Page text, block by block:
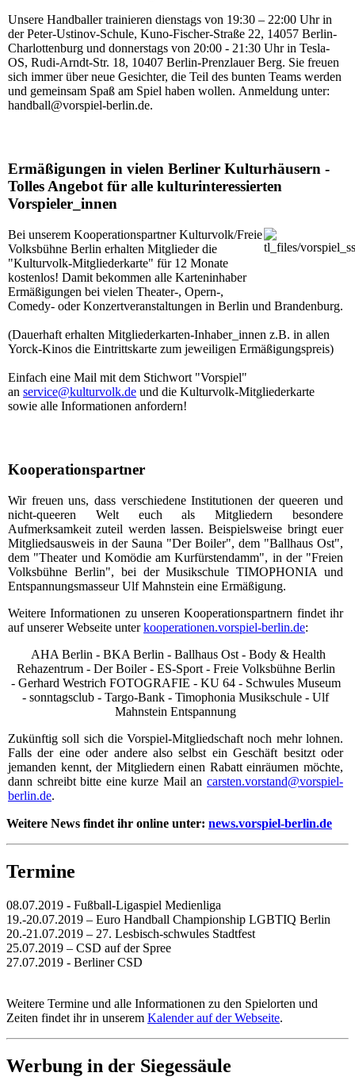
Unsere Handballer trainieren dienstags von 19:30 – 22:00 Uhr in
der Peter-Ustinov-Schule, Kuno-Fischer-Straße 22, 14057 Berlin-
Charlottenburg und donnerstags von 20:00 - 21:30 Uhr in Tesla-
OS, Rudi-Arndt-Str. 18, 10407 Berlin-Prenzlauer Berg. Sie freuen
sich immer über neue Gesichter, die Teil des bunten Teams werden
und gemeinsam Spaß am Spiel haben wollen. Anmeldung unter:
handball@vorspiel-berlin.de.
Ermäßigungen in vielen Berliner Kulturhäusern -
Tolles Angebot für alle kulturinteressierten
Vorspieler_innen
Bei unserem Kooperationspartner Kulturvolk/Freie
Volksbühne Berlin erhalten Mitglieder die
"Kulturvolk-Mitgliederkarte" für 12 Monate
kostenlos! Damit bekommen alle Karteninhaber
Ermäßigungen bei vielen Theater-, Opern-,
Comedy- oder Konzertveranstaltungen in Berlin und Brandenburg.
(Dauerhaft erhalten Mitgliederkarten-Inhaber_innen z.B. in allen
Yorck-Kinos die Eintrittskarte zum jeweiligen Ermäßigungspreis)
Einfach eine Mail mit dem Stichwort "Vorspiel"
an service@kulturvolk.de und die Kulturvolk-Mitgliederkarte
sowie alle Informationen anfordern!
Kooperationspartner
Wir freuen uns, dass verschiedene Institutionen der queeren und
nicht-queeren Welt euch als Mitgliedern besondere
Aufmerksamkeit zuteil werden lassen. Beispielsweise bringt euer
Mitgliedsausweis in der Sauna "Der Boiler", dem "Ballhaus Ost",
dem "Theater und Komödie am Kurfürstendamm", in der "Freien
Volksbühne Berlin", bei der Musikschule TIMOPHONIA und
Entspannungsmasseur Ulf Mahnstein eine Ermäßigung.
Weitere Informationen zu unseren Kooperationspartnern findet ihr
auf unserer Webseite unterkooperationen.vorspiel-berlin.de:
AHA Berlin - BKA Berlin - Ballhaus Ost - Body & Health
Rehazentrum - Der Boiler - ES-Sport - Freie Volksbühne Berlin
- Gerhard Westrich FOTOGRAFIE - KU 64 - Schwules Museum
- sonntagsclub - Targo-Bank - Timophonia Musikschule - Ulf
Mahnstein Entspannung
Zukünftig soll sich die Vorspiel-Mitgliedschaft noch mehr lohnen.
Falls der eine oder andere also selbst ein Geschäft besitzt oder
jemanden kennt, der Mitgliedern einen Rabatt einräumen möchte,
dann schreibt bitte eine kurze Mail an carsten.vorstand@vorspiel-
berlin.de.
Weitere News findet ihr online unter: news.vorspiel-berlin.de
Termine
08.07.2019 - Fußball-Ligaspiel Medienliga
19.-20.07.2019 – Euro Handball Championship LGBTIQ Berlin
20.-21.07.2019 – 27. Lesbisch-schwules Stadtfest
25.07.2019 – CSD auf der Spree
27.07.2019 - Berliner CSD
Weitere Termine und alle Informationen zu den Spielorten und
Zeiten findet ihr in unserem Kalender auf der Webseite.
Werbung in der Siegessäule